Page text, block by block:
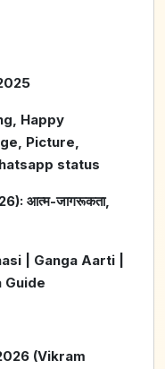
Happy
Picture,
status
आत्म-जागरूकता,
| Ganga Aarti |
Guide
(Vikram